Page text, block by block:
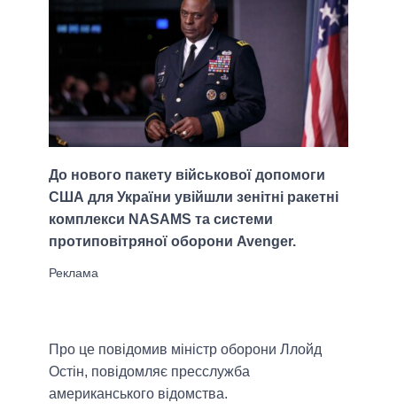
До нового пакету військової допомоги
США для України увійшли зенітні ракетні
комплекси NASAMS та системи
протиповітряної оборони Avenger.
Про це повідомив міністр оборони Ллойд
Остін, повідомляє пресслужба
американського відомства.